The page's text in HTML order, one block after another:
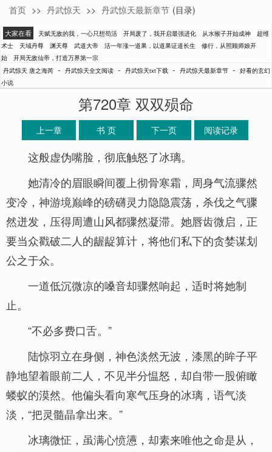
唐之海芮
首页 >> 丹武惊天 >> 丹武惊天最新章节 (目录)
大家在看 天赋无敌的我，一心只想苟活 开局废了，我开启最强进化 从水猴子开始成神
超维
术士
天域丹尊 渊天尊 武道大帝 活一年涨一道果，以道果证道长生
修行，从照顾师娘开
始
开局无敌仙帝，打造万界第一宗
丹武惊天 唐之海芮 - 丹武惊天全文阅读 - 丹武惊天txt下载 - 丹武惊天最新章节 - 好看的玄幻
小说
第720章 双双殒命
上一章 书 页 下一页 阅读记录
这般虚伪嘴脸，彻底触怒了冰璃。
她清冷的眉眼瞬间覆上彻骨寒霜，周身气流骤然
变冷，神游境巅峰的磅礴灵力隐隐震荡，杀伐之气骤
然迸发，压得周遭山风都骤然凝滞。她唇齿微启，正
要当众戳破二人的龌龊算计，将他们私下的贪婪谋划
公之于众。
一道低沉微凉的嗓音却骤然响起，适时将她制
止。
“不必多费口舌。”
陆惊羽立在身侧，神色淡然无波，漆黑的眸子平
静地望着眼前二人，不见半分愠怒，却自带一股俯瞰
蝼蚁的漠然。他偏头看向寒气压身的冰璃，语气淡
淡，“把灵髓晶拿出来。”
冰璃微怔，虽满心愤懑，却素来唯他之命是从，